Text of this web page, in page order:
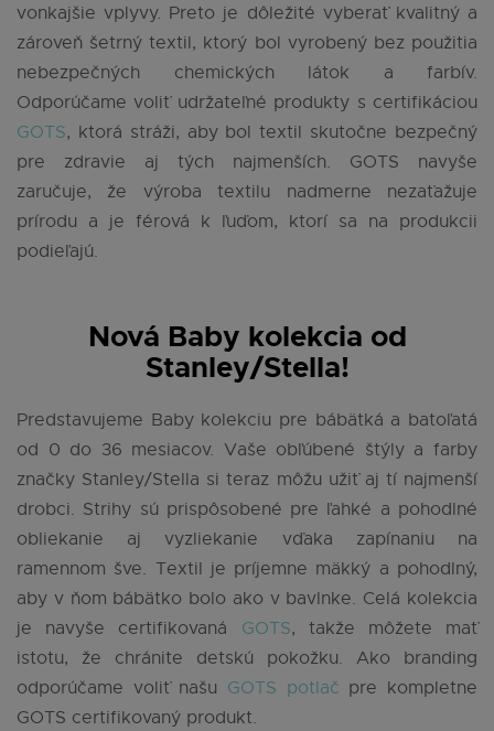
vonkajšie vplyvy. Preto je dôležité vyberať kvalitný a
zároveň šetrný textil, ktorý bol vyrobený bez použitia
nebezpečných chemických látok a farbív.
Odporúčame voliť udržateľné produkty s certifikáciou
GOTS, ktorá stráži, aby bol textil skutočne bezpečný
pre zdravie aj tých najmenších. GOTS navyše
zaručuje, že výroba textilu nadmerne nezaťažuje
prírodu a je férová k ľuďom, ktorí sa na produkcii
podieľajú.
Nová Baby kolekcia od
Stanley/Stella!
Predstavujeme Baby kolekciu pre bábätká a batoľatá
od 0 do 36 mesiacov. Vaše obľúbené štýly a farby
značky Stanley/Stella si teraz môžu užiť aj tí najmenší
drobci. Strihy sú prispôsobené pre ľahké a pohodlné
obliekanie aj vyzliekanie vďaka zapínaniu na
ramennom šve. Textil je príjemne mäkký a pohodlný,
aby v ňom bábätko bolo ako v bavlnke. Celá kolekcia
je navyše certifikovaná GOTS, takže môžete mať
istotu, že chránite detskú pokožku. Ako branding
odporúčame voliť našu GOTS potlač pre kompletne
GOTS certifikovaný produkt.